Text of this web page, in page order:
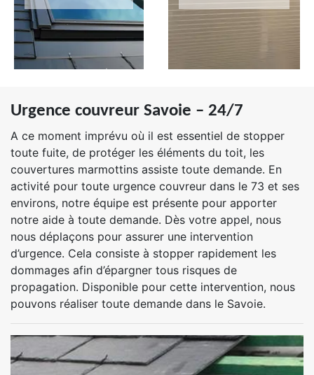
Urgence couvreur Savoie – 24/7
A ce moment imprévu où il est essentiel de stopper
toute fuite, de protéger les éléments du toit, les
couvertures marmottins assiste toute demande. En
activité pour toute urgence couvreur dans le 73 et ses
environs, notre équipe est présente pour apporter
notre aide à toute demande. Dès votre appel, nous
nous déplaçons pour assurer une intervention
d’urgence. Cela consiste à stopper rapidement les
dommages afin d’épargner tous risques de
propagation. Disponible pour cette intervention, nous
pouvons réaliser toute demande dans le Savoie.